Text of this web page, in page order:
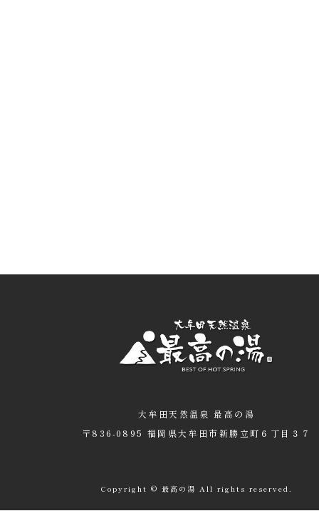
大牟田天然温泉 最高の湯
〒836-0895 福岡県大牟田市新勝立町６丁目３７
Copyright © 最高の湯 All rights reserved.